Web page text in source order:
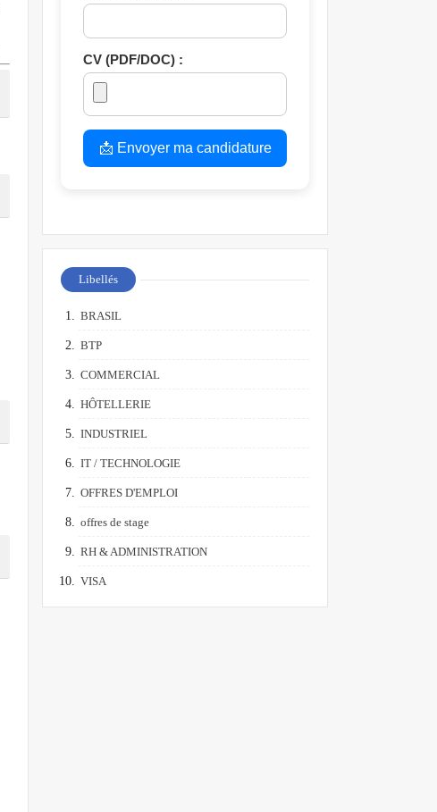
CV (PDF/DOC) :
📩 Envoyer ma candidature
Libellés
BRASIL
BTP
COMMERCIAL
HÔTELLERIE
INDUSTRIEL
IT / TECHNOLOGIE
OFFRES D'EMPLOI
offres de stage
RH & ADMINISTRATION
VISA